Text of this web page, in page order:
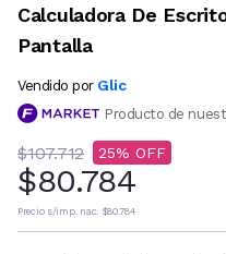
Calculadora De
Pantalla
Vendido por Glic
Producto de
$107.712 25
$80.784
Precio s/imp. nac. $80.784